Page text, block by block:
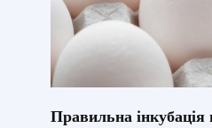
Правильна інкубація